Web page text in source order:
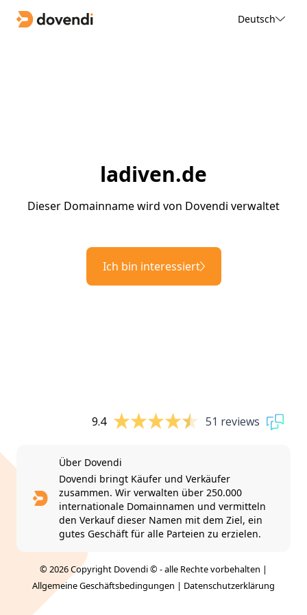
Deutsch
ladiven.de
Dieser Domainname wird von Dovendi verwaltet
Ich bin interessiert
9.4 51 reviews
Über Dovendi
Dovendi bringt Käufer und Verkäufer
zusammen. Wir verwalten über 250.000
internationale Domainnamen und vermitteln
den Verkauf dieser Namen mit dem Ziel, ein
gutes Geschäft für alle Parteien zu erzielen.
© 2026 Copyright Dovendi © - alle Rechte vorbehalten |
Allgemeine Geschäftsbedingungen | Datenschutzerklärung